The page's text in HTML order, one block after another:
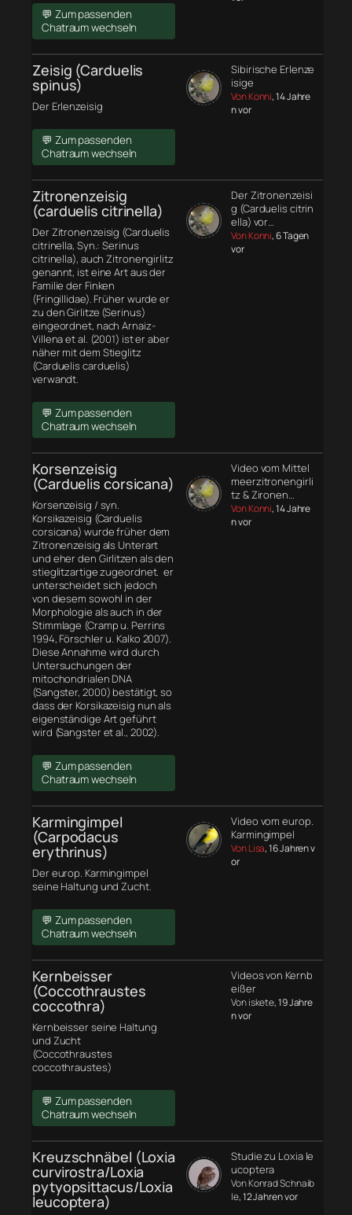
💬 Zum passenden
Chatraum wechseln
Zeisig (Carduelis
spinus)
Der Erlenzeisig
💬 Zum passenden
Chatraum wechseln
Sibirische Erlenze
isige
Von Konni, 14 Jahre
n vor
Zitronenzeisig
(carduelis citrinella)
Der Zitronenzeisig (Carduelis
citrinella, Syn.: Serinus
citrinella), auch Zitronengirlitz
genannt, ist eine Art aus der
Familie der Finken
(Fringillidae). Früher wurde er
zu den Girlitze (Serinus)
eingeordnet, nach Arnaiz-
Villena et al. (2001) ist er aber
näher mit dem Stieglitz
(Carduelis carduelis)
verwandt.
💬 Zum passenden
Chatraum wechseln
Der Zitronenzeisi
g (Carduelis citrin
ella) vor…
Von Konni, 6 Tagen
vor
Korsenzeisig
(Carduelis corsicana)
Korsenzeisig / syn.
Korsikazeisig (Carduelis
corsicana) wurde früher dem
Zitronenzeisig als Unterart
und eher den Girlitzen als den
stieglitzartige zugeordnet. er
unterscheidet sich jedoch
von diesem sowohl in der
Morphologie als auch in der
Stimmlage (Cramp u. Perrins
1994, Förschler u. Kalko 2007).
Diese Annahme wird durch
Untersuchungen der
mitochondrialen DNA
(Sangster, 2000) bestätigt, so
dass der Korsikazeisig nun als
eigenständige Art geführt
wird (Sangster et al., 2002).
💬 Zum passenden
Chatraum wechseln
Video vom Mittel
meerzitronengirli
tz & Zironen…
Von Konni, 14 Jahre
n vor
Karmingimpel
(Carpodacus
erythrinus)
Der europ. Karmingimpel
seine Haltung und Zucht.
💬 Zum passenden
Chatraum wechseln
Video vom europ.
Karmingimpel
Von Lisa, 16 Jahren v
or
Kernbeisser
(Coccothraustes
coccothra)
Kernbeisser seine Haltung
und Zucht
(Coccothraustes
coccothraustes)
💬 Zum passenden
Chatraum wechseln
Videos von Kernb
eißer
Von iskete, 19 Jahre
n vor
Kreuzschnäbel (Loxia
curvirostra/Loxia
pytyopsittacus/Loxia
leucoptera)
Studie zu Loxia le
ucoptera
Von Konrad Schnaib
le, 12 Jahren vor